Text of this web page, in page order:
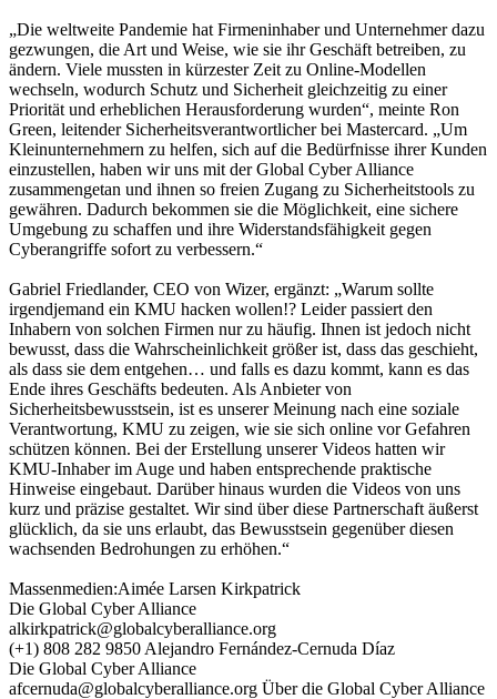
„Die weltweite Pandemie hat Firmeninhaber und Unternehmer dazu
gezwungen, die Art und Weise, wie sie ihr Geschäft betreiben, zu
ändern. Viele mussten in kürzester Zeit zu Online-Modellen
wechseln, wodurch Schutz und Sicherheit gleichzeitig zu einer
Priorität und erheblichen Herausforderung wurden“, meinte Ron
Green, leitender Sicherheitsverantwortlicher bei Mastercard. „Um
Kleinunternehmern zu helfen, sich auf die Bedürfnisse ihrer Kunden
einzustellen, haben wir uns mit der Global Cyber Alliance
zusammengetan und ihnen so freien Zugang zu Sicherheitstools zu
gewähren. Dadurch bekommen sie die Möglichkeit, eine sichere
Umgebung zu schaffen und ihre Widerstandsfähigkeit gegen
Cyberangriffe sofort zu verbessern.“
Gabriel Friedlander, CEO von Wizer, ergänzt: „Warum sollte
irgendjemand ein KMU hacken wollen!? Leider passiert den
Inhabern von solchen Firmen nur zu häufig. Ihnen ist jedoch nicht
bewusst, dass die Wahrscheinlichkeit größer ist, dass das geschieht,
als dass sie dem entgehen… und falls es dazu kommt, kann es das
Ende ihres Geschäfts bedeuten. Als Anbieter von
Sicherheitsbewusstsein, ist es unserer Meinung nach eine soziale
Verantwortung, KMU zu zeigen, wie sie sich online vor Gefahren
schützen können. Bei der Erstellung unserer Videos hatten wir
KMU-Inhaber im Auge und haben entsprechende praktische
Hinweise eingebaut. Darüber hinaus wurden die Videos von uns
kurz und präzise gestaltet. Wir sind über diese Partnerschaft äußerst
glücklich, da sie uns erlaubt, das Bewusstsein gegenüber diesen
wachsenden Bedrohungen zu erhöhen.“
Massenmedien:Aimée Larsen Kirkpatrick
Die Global Cyber Alliance
alkirkpatrick@globalcyberalliance.org
(+1) 808 282 9850 Alejandro Fernández-Cernuda Díaz
Die Global Cyber Alliance
afcernuda@globalcyberalliance.org Über die Global Cyber Alliance